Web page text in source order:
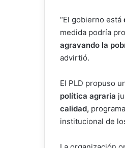
“El gobierno está
medida podría
agravando la
advirtió.
El PLD propuso
política agraria
calidad,
institucional de